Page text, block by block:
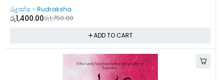
-20%
රුද්‍රාක්ෂ - Rudraksha
රු1,750.00
රු1,400.00
ADD TO CART